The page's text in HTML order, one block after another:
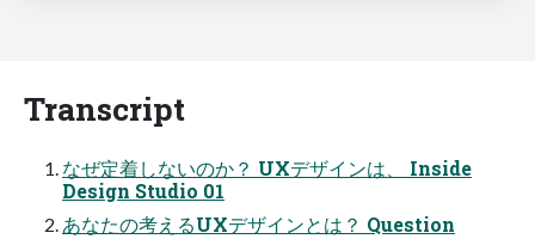
Transcript
なぜ定着しないのか？ UXデザインは、 Inside
Design Studio 01
あなたの考えるUXデザインとは？ Question